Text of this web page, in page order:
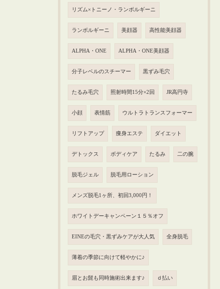
リズム×トニーノ・ランボルギーニ
ランボルギーニ 美顔器 高性能美顔器
ALPHA・ONE ALPHA・ONE美顔器
分子レベルのスチーマー 黒ずみ毛穴
たるみ毛穴 照射時間15分×2回 JR高円寺
小顔 表情筋 ウルトラトランスフォーマー
リフトアップ 痩身エステ ダイエット
デトックス ボディケア たるみ 二の腕
脱毛ジェル 脱毛用ローション
メンズ脱毛1ヶ所、初回3,000円！
ホワイトデーキャンペーン１５％オフ
EINEの毛穴・黒ずみケアが大人気 全身脱毛
薄着の季節に向けて軽やかに♪
眉とお髭も同時施術出来ます♪ ｄ払い